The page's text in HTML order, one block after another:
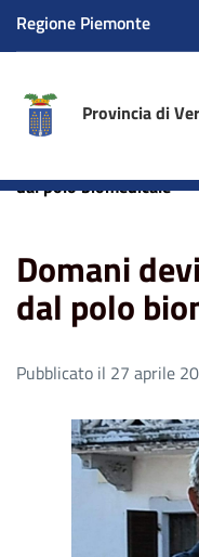
Regione Piemonte
Provincia di
dal polo biomedicale
Domani
dal polo
Pubblicato il 27 aprile